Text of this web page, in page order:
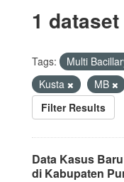
1
Tags: Multi
Kusta
MB
Filter Results
Data Kasus
di Kabupaten